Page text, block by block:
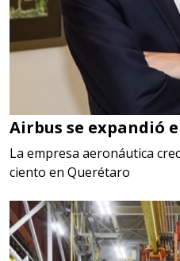
Airbus se expandió
La empresa aeronáutica
ciento en Querétaro